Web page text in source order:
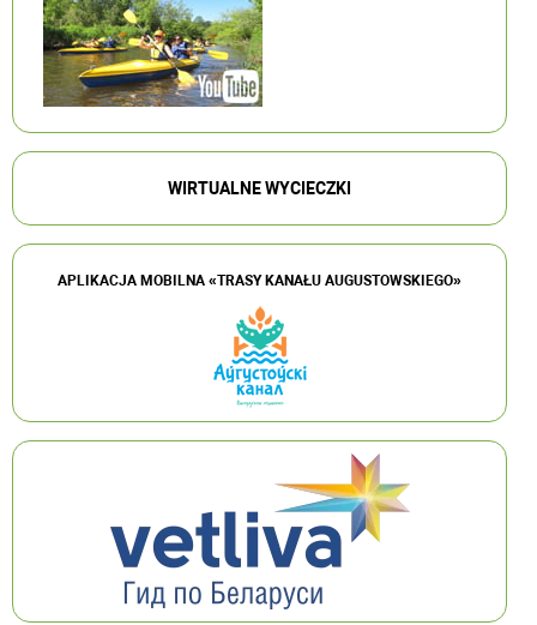
WIRTUALNE WYCIECZKI
APLIKACJA MOBILNA «TRASY KANAŁU AUGUSTOWSKIEGO»